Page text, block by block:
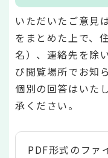
いただいたご意見
をまとめた上で、
名）、連絡先を除
び閲覧場所でお知
個別の回答はいた
承ください。
PDF形式のファ